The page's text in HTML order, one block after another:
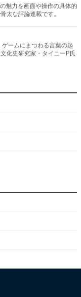
魅力を画面や操作の具体的
太な評論連載です。
ームにまつわる言葉の起
化史研究家・タイニーP氏